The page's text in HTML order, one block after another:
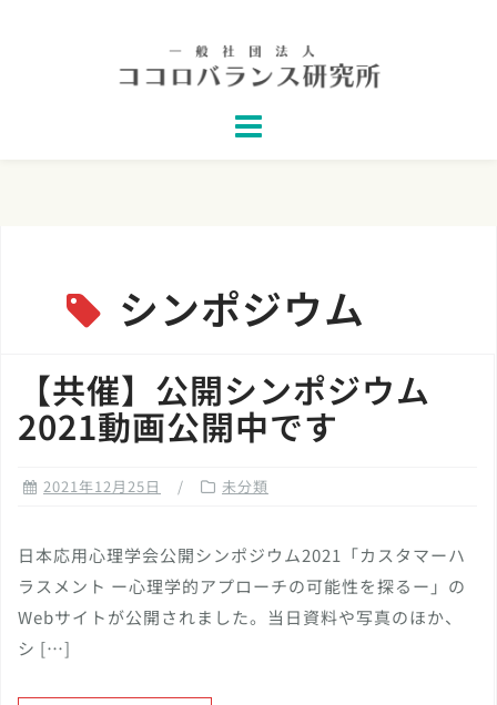
シンポジウム
【共催】公開シンポジウム
2021動画公開中です
2021年12月25日 未分類
日本応用心理学会公開シンポジウム2021「カスタマーハ
ラスメント ー心理学的アプローチの可能性を探るー」の
Webサイトが公開されました。当日資料や写真のほか、
シ […]